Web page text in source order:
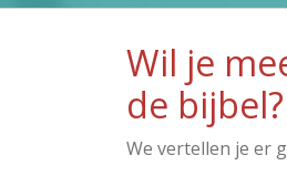
Wil je
de bijbel?
We vertellen je er